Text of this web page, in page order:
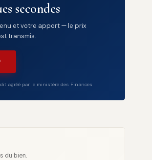
secondes
et votre apport — le prix
transmis.
agréé par le ministère des Finances
du bien.